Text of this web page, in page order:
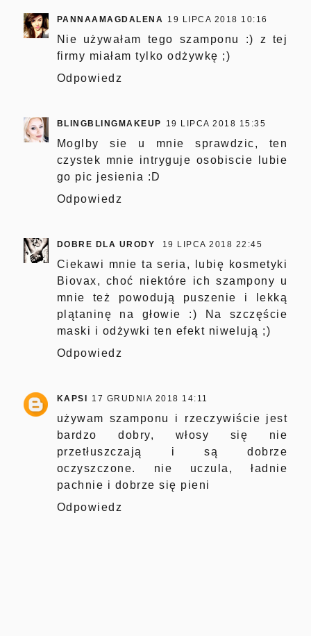
PANNAAMAGDALENA 19 LIPCA 2018 10:16
Nie używałam tego szamponu :) z tej
firmy miałam tylko odżywkę ;)
Odpowiedz
BLINGBLINGMAKEUP 19 LIPCA 2018 15:35
Moglby sie u mnie sprawdzic, ten
czystek mnie intryguje osobiscie lubie
go pic jesienia :D
Odpowiedz
DOBRE DLA URODY 19 LIPCA 2018 22:45
Ciekawi mnie ta seria, lubię kosmetyki
Biovax, choć niektóre ich szampony u
mnie też powodują puszenie i lekką
plątaninę na głowie :) Na szczęście
maski i odżywki ten efekt niwelują ;)
Odpowiedz
KAPSI 17 GRUDNIA 2018 14:11
używam szamponu i rzeczywiście jest
bardzo dobry, włosy się nie
przetłuszczają i są dobrze
oczyszczone. nie uczula, ładnie
pachnie i dobrze się pieni
Odpowiedz